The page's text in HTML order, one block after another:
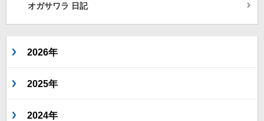
オガサワラ 日記
2026年
2025年
2024年